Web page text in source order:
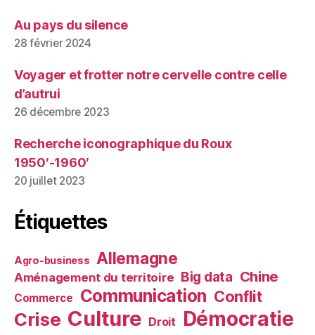
Au pays du silence
28 février 2024
Voyager et frotter notre cervelle contre celle
d’autrui
26 décembre 2023
Recherche iconographique du Roux
1950′-1960′
20 juillet 2023
Étiquettes
Agro-business Allemagne
Aménagement du territoire Big data Chine
Commerce Communication Conflit
Crise Culture Droit Démocratie